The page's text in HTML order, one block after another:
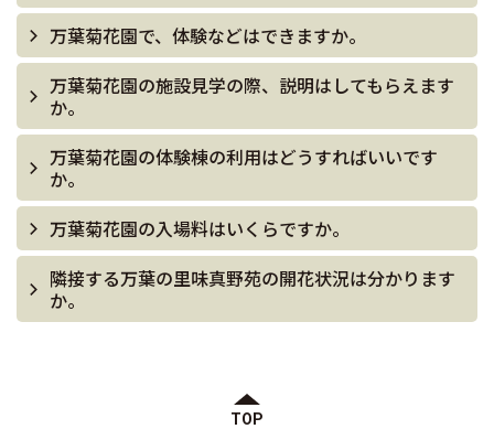
万葉菊花園で、体験などはできますか。
万葉菊花園の施設見学の際、説明はしてもらえます
か。
万葉菊花園の体験棟の利用はどうすればいいです
か。
万葉菊花園の入場料はいくらですか。
隣接する万葉の里味真野苑の開花状況は分かります
か。
TOP